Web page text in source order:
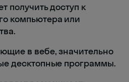
получить доступ к
компьютера или
в вебе, значительно
десктопные программы.